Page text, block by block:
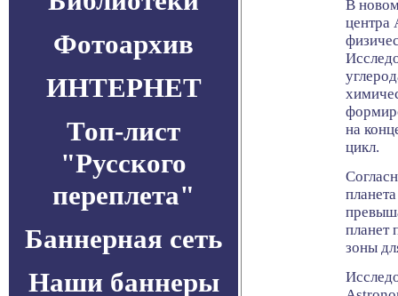
Фотоархив
ИНТЕРНЕТ
Топ-лист
"Русского
переплета"
Баннерная сеть
Наши баннеры
В
центра
на
цикл.
планет
зоны